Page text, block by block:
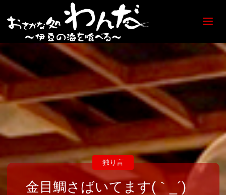
屋】
かな
処
わん
だ
金目鯛さばいてます(｀_´)ゞ
独り言